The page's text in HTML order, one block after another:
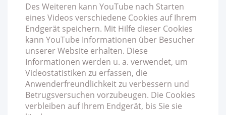
Des Weiteren kann YouTube nach Starten
eines Videos verschiedene Cookies auf Ihrem
Endgerät speichern. Mit Hilfe dieser Cookies
kann YouTube Informationen über Besucher
unserer Website erhalten. Diese
Informationen werden u. a. verwendet, um
Videostatistiken zu erfassen, die
Anwenderfreundlichkeit zu verbessern und
Betrugsversuchen vorzubeugen. Die Cookies
verbleiben auf Ihrem Endgerät, bis Sie sie